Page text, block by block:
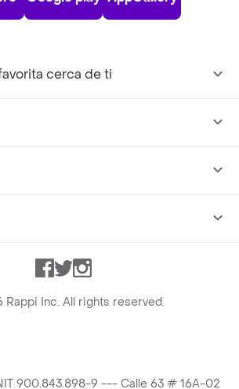
cerca de ti
Facebook
TwitterInstagram
Rappi Inc. All rights reserved.
900.843.898-9 --- Calle 63 # 16A-02